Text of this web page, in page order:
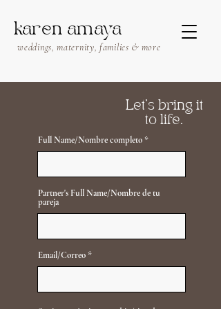
karen amaya
weddings, maternity, families & more
Let’s bring it
to life.
Full Name/Nombre completo
Partner's Full Name/Nombre de tu
pareja
Email/Correo